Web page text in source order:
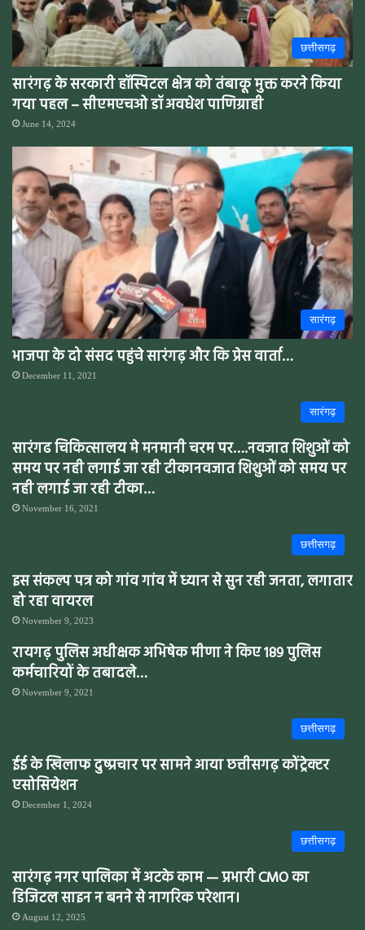
छत्तीसगढ़
सारंगढ़ के सरकारी हॉस्पिटल क्षेत्र को तंबाकू मुक्त करने किया
गया पहल – सीएमएचओ डॉ अवधेश पाणिग्राही
June 14, 2024
सारंगढ़
भाजपा के दो संसद पहुंचे सारंगढ़ और कि प्रेस वार्ता…
December 11, 2021
सारंगढ़
सारंगढ चिकित्सालय मे मनमानी चरम पर….नवजात शिशुओं को
समय पर नही लगाई जा रही टीकानवजात शिशुओं को समय पर
नही लगाई जा रही टीका…
November 16, 2021
छत्तीसगढ़
इस संकल्प पत्र को गांव गांव में ध्यान से सुन रही जनता, लगातार
हो रहा वायरल
November 9, 2023
रायगढ़ पुलिस अधीक्षक अभिषेक मीणा ने किए 189 पुलिस
कर्मचारियों के तबादले…
November 9, 2021
छत्तीसगढ़
ईई के खिलाफ दुष्प्रचार पर सामने आया छत्तीसगढ़ कोंट्रेक्टर
एसोसियेशन
December 1, 2024
छत्तीसगढ़
सारंगढ़ नगर पालिका में अटके काम — प्रभारी CMO का
डिजिटल साइन न बनने से नागरिक परेशान।
August 12, 2025